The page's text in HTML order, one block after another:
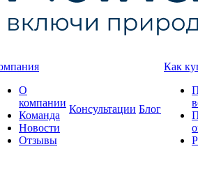
О
компании
Команда
Новости
Отзывы
Консультации Блог
Как